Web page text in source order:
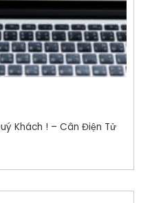
Khách ! – Cân Điện Tử